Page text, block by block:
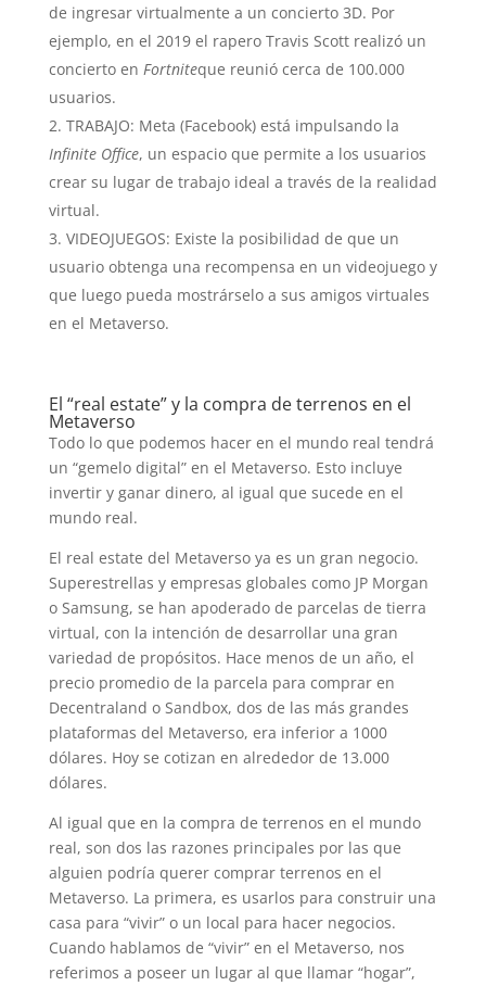
de ingresar virtualmente a un concierto 3D. Por
ejemplo, en el 2019 el rapero Travis Scott realizó un
concierto en Fortniteque reunió cerca de 100.000
usuarios.
TRABAJO: Meta (Facebook) está impulsando la
Infinite Office, un espacio que permite a los usuarios
crear su lugar de trabajo ideal a través de la realidad
virtual.
VIDEOJUEGOS: Existe la posibilidad de que un
usuario obtenga una recompensa en un videojuego y
que luego pueda mostrárselo a sus amigos virtuales
en el Metaverso.
El “real estate” y la compra de terrenos en el
Metaverso
Todo lo que podemos hacer en el mundo real tendrá
un “gemelo digital” en el Metaverso. Esto incluye
invertir y ganar dinero, al igual que sucede en el
mundo real.
El real estate del Metaverso ya es un gran negocio.
Superestrellas y empresas globales como JP Morgan
o Samsung, se han apoderado de parcelas de tierra
virtual, con la intención de desarrollar una gran
variedad de propósitos. Hace menos de un año, el
precio promedio de la parcela para comprar en
Decentraland o Sandbox, dos de las más grandes
plataformas del Metaverso, era inferior a 1000
dólares. Hoy se cotizan en alrededor de 13.000
dólares.
Al igual que en la compra de terrenos en el mundo
real, son dos las razones principales por las que
alguien podría querer comprar terrenos en el
Metaverso. La primera, es usarlos para construir una
casa para “vivir” o un local para hacer negocios.
Cuando hablamos de “vivir” en el Metaverso, nos
referimos a poseer un lugar al que llamar “hogar”,